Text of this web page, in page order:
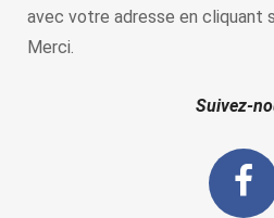
avec votre adresse en cliquant
Merci.
Suivez-